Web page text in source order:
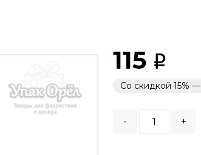
115
Со скидкой 15% —
- +